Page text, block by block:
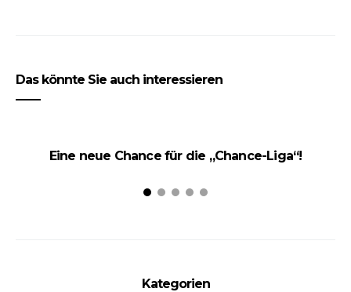
Das könnte Sie auch interessieren
Eine neue Chance für die „Chance-Liga“!
Kategorien